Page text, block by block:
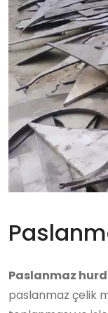
Paslanmaz
paslanmaz çelik